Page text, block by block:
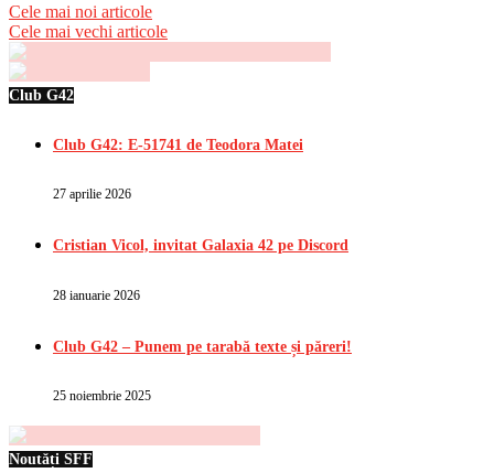
Cele mai noi articole
Cele mai vechi articole
Club G42
Club G42: E-51741 de Teodora Matei
27 aprilie 2026
Cristian Vicol, invitat Galaxia 42 pe Discord
28 ianuarie 2026
Club G42 – Punem pe tarabă texte și păreri!
25 noiembrie 2025
Noutăți SFF